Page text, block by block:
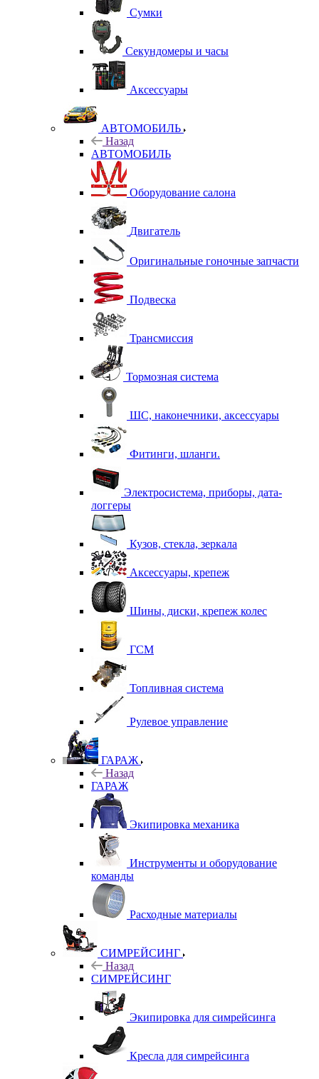
Сумки
Секундомеры и часы
Аксессуары
АВТОМОБИЛЬ
Назад
АВТОМОБИЛЬ
Оборудование салона
Двигатель
Оригинальные гоночные запчасти
Подвеска
Трансмиссия
Тормозная система
ШС, наконечники, аксессуары
Фитинги, шланги.
Электросистема, приборы, дата-
логгеры
Кузов, стекла, зеркала
Аксессуары, крепеж
Шины, диски, крепеж колес
ГСМ
Топливная система
Рулевое управление
ГАРАЖ
Назад
ГАРАЖ
Экипировка механика
Инструменты и оборудование
команды
Расходные материалы
СИМРЕЙСИНГ
Назад
СИМРЕЙСИНГ
Экипировка для симрейсинга
Кресла для симрейсинга